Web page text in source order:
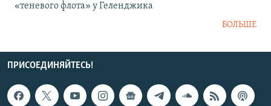
«теневого флота» у Геленджика
БОЛЬШЕ
ПРИСОЕДИНЯЙТЕСЬ!